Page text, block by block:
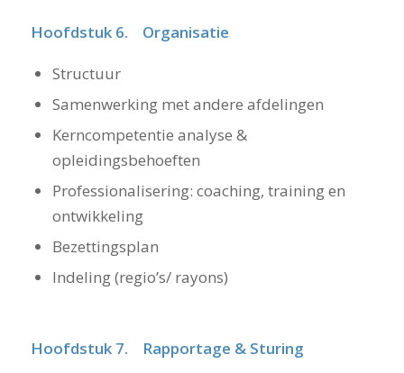
Hoofdstuk 6. Organisatie
Structuur
Samenwerking met andere afdelingen
Kerncompetentie analyse &
opleidingsbehoeften
Professionalisering: coaching, training en
ontwikkeling
Bezettingsplan
Indeling (regio’s/ rayons)
Hoofdstuk 7. Rapportage & Sturing